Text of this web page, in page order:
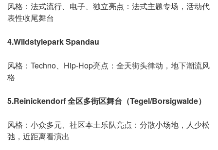
风格：法式流行、电子、独立亮点：法式主题专场，活动代
表性收尾舞台
4.Wildstylepark Spandau
风格：Techno、Hip-Hop亮点：全天街头律动，地下潮流风
格
5.Reinickendorf 全区多街区舞台（Tegel/Borsigwalde）
风格：小众多元、社区本土乐队亮点：分散小场地，人少松
弛，近距离看演出